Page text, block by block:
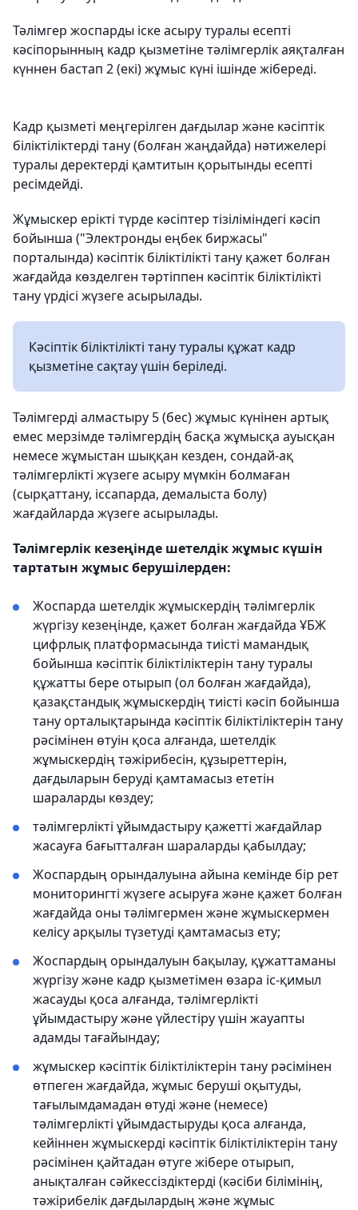
Тәлімгер жоспарды іске асыру туралы есепті
кәсіпорынның кадр қызметіне тәлімгерлік аяқталған
күннен бастап 2 (екі) жұмыс күні ішінде жібереді.
Кадр қызметі меңгерілген дағдылар және кәсіптік
біліктіліктерді тану (болған жаңдайда) нәтижелері
туралы деректерді қамтитын қорытынды есепті
ресімдейді.
Жұмыскер ерікті түрде кәсіптер тізіліміндегі кәсіп
бойынша ("Электронды еңбек биржасы"
порталында) кәсіптік біліктілікті тану қажет болған
жағдайда көзделген тәртіппен кәсіптік біліктілікті
тану үрдісі жүзеге асырылады.
Кәсіптік біліктілікті тану туралы құжат кадр
қызметіне сақтау үшін беріледі.
Тәлімгерді алмастыру 5 (бес) жұмыс күнінен артық
емес мерзімде тәлімгердің басқа жұмысқа ауысқан
немесе жұмыстан шыққан кезден, сондай-ақ
тәлімгерлікті жүзеге асыру мүмкін болмаған
(сырқаттану, іссапарда, демалыста болу)
жағдайларда жүзеге асырылады.
Тәлімгерлік кезеңінде шетелдік жұмыс күшін
тартатын жұмыс берушілерден:
Жоспарда шетелдік жұмыскердің тәлімгерлік
жүргізу кезеңінде, қажет болған жағдайда ҰБЖ
цифрлық платформасында тиісті мамандық
бойынша кәсіптік біліктіліктерін тану туралы
құжатты бере отырып (ол болған жағдайда),
қазақстандық жұмыскердің тиісті кәсіп бойынша
тану орталықтарында кәсіптік біліктіліктерін тану
рәсімінен өтуін қоса алғанда, шетелдік
жұмыскердің тәжірибесін, құзыреттерін,
дағдыларын беруді қамтамасыз ететін
шараларды көздеу;
тәлімгерлікті ұйымдастыру қажетті жағдайлар
жасауға бағытталған шараларды қабылдау;
Жоспардың орындалуына айына кемінде бір рет
мониторингті жүзеге асыруға және қажет болған
жағдайда оны тәлімгермен және жұмыскермен
келісу арқылы түзетуді қамтамасыз ету;
Жоспардың орындалуын бақылау, құжаттаманы
жүргізу және кадр қызметімен өзара іс-қимыл
жасауды қоса алғанда, тәлімгерлікті
ұйымдастыру және үйлестіру үшін жауапты
адамды тағайындау;
жұмыскер кәсіптік біліктіліктерін тану рәсімінен
өтпеген жағдайда, жұмыс беруші оқытуды,
тағылымдамадан өтуді және (немесе)
тәлімгерлікті ұйымдастыруды қоса алғанда,
кейіннен жұмыскерді кәсіптік біліктіліктерін тану
рәсімінен қайтадан өтуге жібере отырып,
анықталған сәйкессіздіктерді (кәсіби білімінің,
тәжірибелік дағдылардың және жұмыс